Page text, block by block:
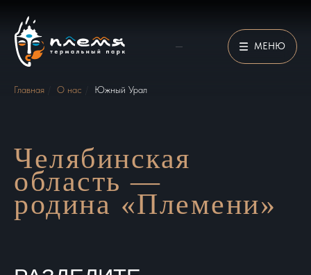
МЕНЮ
Главная О нас Южный Урал
Челябинская
область —
родина «Племени»